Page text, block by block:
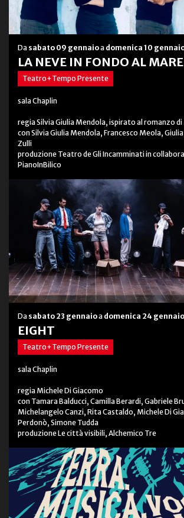
Da sabato 09 gennaioa domenica 10
LA NEVE IN FONDO AL MARE
Teatro+Tempo Presente
sala Chaplin
regia Silvia Giulia Mendola, ispirato al romanzo
con Silvia Giulia Mendola, Francesco Meola, Giulia
Zulli
produzione Teatro de Gli Incamminati in
PianoInBilico
Da sabato 23 gennaioa domenica 24 gennaio
EIGHT
Teatro+Tempo Presente
sala Chaplin
regia Michele Di Giacomo
con Tamara Balducci, Camilla Berardi, Gabriele
Michelangelo Canzi, Rita Castaldo, Michele Di
Perdonò, Simone Tudda
produzione Le città visibili, Alchemico Tre